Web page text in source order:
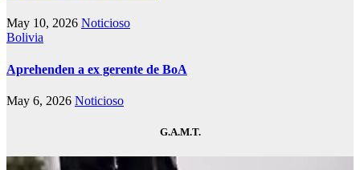
May 10, 2026 Noticioso
Bolivia
Aprehenden a ex gerente de BoA
May 6, 2026 Noticioso
G.A.M.T.